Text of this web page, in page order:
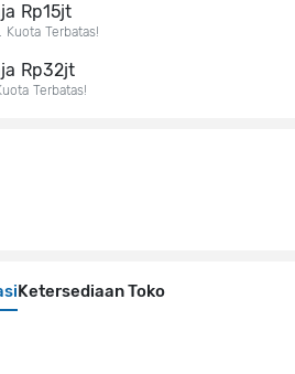
Ketersediaan Toko
Rp15jt
Kuota Terbatas!
Rp32jt
Terbatas!